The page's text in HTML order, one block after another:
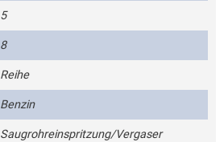
5
8
Reihe
Benzin
Saugrohreinspritzung/Vergaser